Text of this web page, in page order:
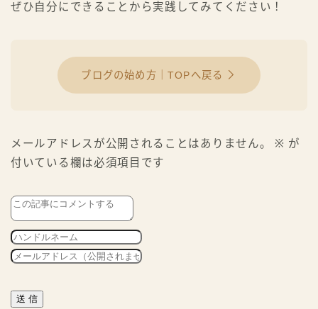
ぜひ自分にできることから実践してみてください！
ブログの始め方｜TOPへ戻る
メールアドレスが公開されることはありません。 ※ が
付いている欄は必須項目です